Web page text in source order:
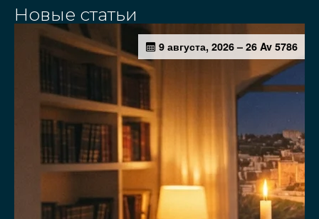
Новые статьи